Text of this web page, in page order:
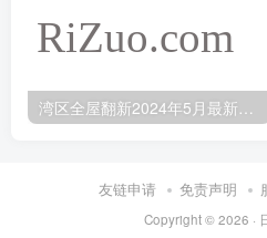
湾区全屋翻新2024年5月最新报价
友链申请 免责声明
Copyright © 2026 ·